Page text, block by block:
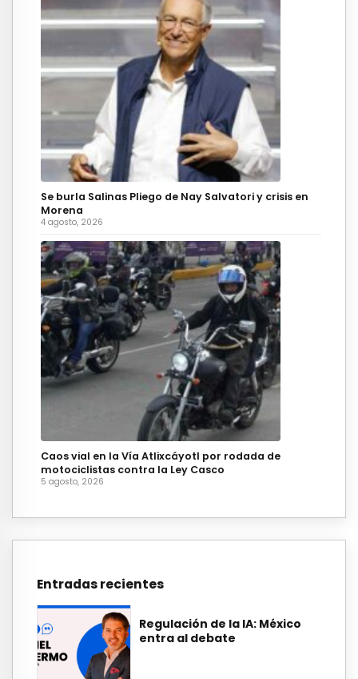
Se burla Salinas Pliego de Nay Salvatori y crisis en
Morena
4 agosto, 2026
Caos vial en la Vía Atlixcáyotl por rodada de
motociclistas contra la Ley Casco
5 agosto, 2026
Entradas recientes
Regulación de la IA: México
entra al debate